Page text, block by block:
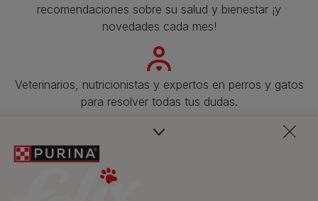
recomendaciones sobre su salud y bienestar ¡y
novedades cada mes!
Veterinarios, nutricionistas y expertos en perros y gatos
para resolver todas tus dudas.​
Promociones, concursos, descuentos y ofertas de
todas nuestras marcas.​